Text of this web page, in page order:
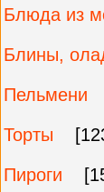
Блюда из
Блины,
Пельмени
Торты
Пироги